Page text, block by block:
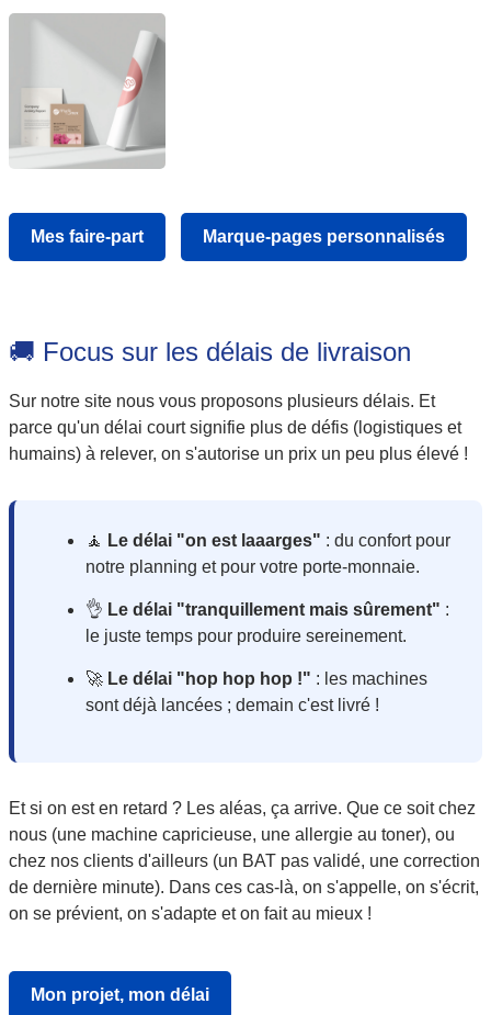
Mes faire-part Marque-pages personnalisés
🚚 Focus sur les délais de livraison
Sur notre site nous vous proposons plusieurs délais. Et
parce qu'un délai court signifie plus de défis (logistiques et
humains) à relever, on s'autorise un prix un peu plus élevé !
🧘 Le délai "on est laaarges" : du confort pour
notre planning et pour votre porte-monnaie.
👌 Le délai "tranquillement mais sûrement" :
le juste temps pour produire sereinement.
🚀 Le délai "hop hop hop !" : les machines
sont déjà lancées ; demain c'est livré !
Et si on est en retard ? Les aléas, ça arrive. Que ce soit chez
nous (une machine capricieuse, une allergie au toner), ou
chez nos clients d'ailleurs (un BAT pas validé, une correction
de dernière minute). Dans ces cas-là, on s'appelle, on s'écrit,
on se prévient, on s'adapte et on fait au mieux !
Mon projet, mon délai